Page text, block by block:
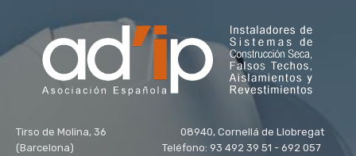
Tirso de Molina, 36 08940, Cornellá de Llobregat
(Barcelona) Teléfono: 93 492 39 51 - 692 057